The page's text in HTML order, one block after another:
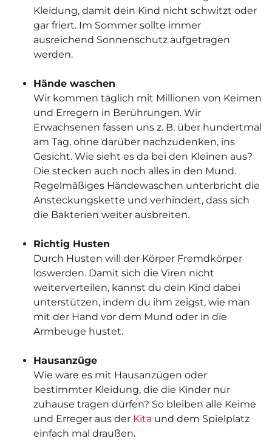
Kleidung, damit dein Kind nicht schwitzt oder
gar friert. Im Sommer sollte immer
ausreichend Sonnenschutz aufgetragen
werden.
Hände waschen
Wir kommen täglich mit Millionen von Keimen
und Erregern in Berührungen. Wir
Erwachsenen fassen uns z. B. über hundertmal
am Tag, ohne darüber nachzudenken, ins
Gesicht. Wie sieht es da bei den Kleinen aus?
Die stecken auch noch alles in den Mund.
Regelmäßiges Händewaschen unterbricht die
Ansteckungskette und verhindert, dass sich
die Bakterien weiter ausbreiten.
Richtig Husten
Durch Husten will der Körper Fremdkörper
loswerden. Damit sich die Viren nicht
weiterverteilen, kannst du dein Kind dabei
unterstützen, indem du ihm zeigst, wie man
mit der Hand vor dem Mund oder in die
Armbeuge hustet.
Hausanzüge
Wie wäre es mit Hausanzügen oder
bestimmter Kleidung, die die Kinder nur
zuhause tragen dürfen? So bleiben alle Keime
und Erreger aus der Kita und dem Spielplatz
einfach mal draußen.